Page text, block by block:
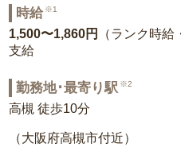
時給 ※1
1,500〜1,860円
（ランク時
支給
勤務地･最寄り駅 ※2
高槻 徒歩10分
（大阪府高槻市付近）